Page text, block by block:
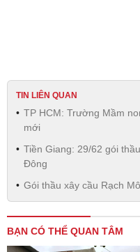
TIN LIÊN QUAN
TP HCM: Trường Mầm
mới
Tiền Giang: 29/62 gói
Đông
Gói thầu xây cầu Rạch
BẠN CÓ THỂ QUAN TÂM